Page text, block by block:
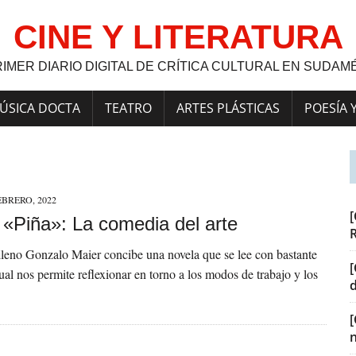
CINE Y LITERATURA
DIARIO DIGITAL DE CRÍTICA CULTURAL EN
DOCTA TEATRO ARTES PLÁSTICAS POESÍA
2022
La comedia del arte
Gonzalo Maier concibe una novela que se lee con bastante
nos permite reflexionar en torno a los modos de trabajo y los